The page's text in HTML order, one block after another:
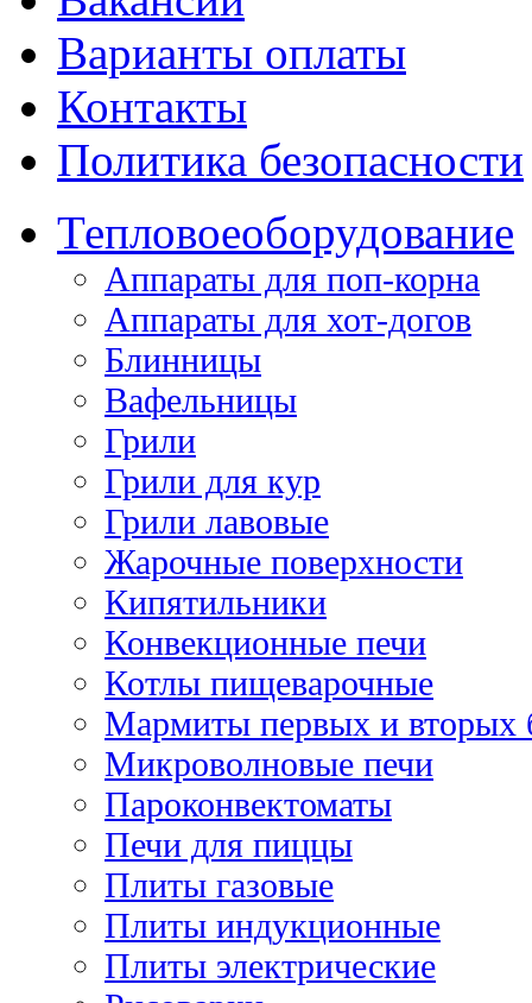
Варианты оплаты
Контакты
Политика безопасности
Тепловоеоборудование
Аппараты для поп-корна
Аппараты для хот-догов
Блинницы
Вафельницы
Грили
Грили для кур
Грили лавовые
Жарочные поверхности
Кипятильники
Конвекционные печи
Котлы пищеварочные
Мармиты первых и вторых
Микроволновые печи
Пароконвектоматы
Печи для пиццы
Плиты газовые
Плиты индукционные
Плиты электрические